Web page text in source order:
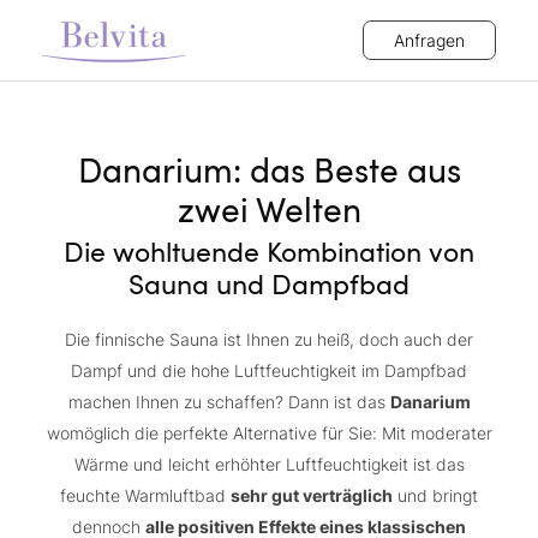
Anfragen
Danarium: das Beste aus
zwei Welten
Die wohltuende Kombination von
Sauna und Dampfbad
Die finnische Sauna ist Ihnen zu heiß, doch auch der
Dampf und die hohe Luftfeuchtigkeit im Dampfbad
machen Ihnen zu schaffen? Dann ist das Danarium
womöglich die perfekte Alternative für Sie: Mit moderater
Wärme und leicht erhöhter Luftfeuchtigkeit ist das
feuchte Warmluftbad sehr gut verträglich und bringt
dennoch alle positiven Effekte eines klassischen